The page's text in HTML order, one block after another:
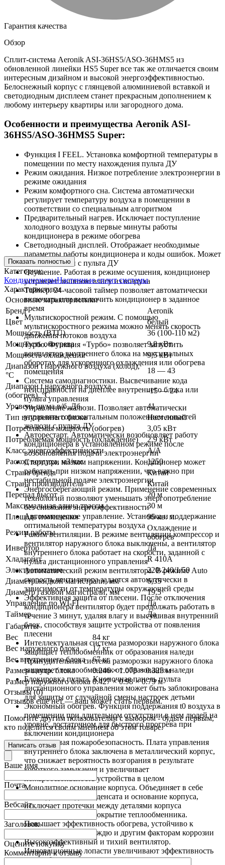
Гарантия качества
Обзор
Сплит-система Aeronik ASI-36HS5/ASO-36HMS5 из
обновленной линейки HS5 Super все так же отличается своим
интересным дизайном и высокой энергоэффективностью.
Белоснежный корпус с глянцевой алюминиевой вставкой и
светодиодным дисплеем станет прекрасным дополнением к
любому интерьеру квартиры или загородного дома.
Особенности и преимущества Aeronik ASI-
36HS5/ASO-36HMS5 Super:
Функция I FEEL. Установка комфортной температуры в
помещении по месту нахождения пульта ДУ
Режим ожидания. Низкое потребление электроэнергии в
режиме ожидания
Режим комфортного сна. Система автоматически
регулирует температуру воздуха в помещении в
соответствии со специальным алгоритмом
Предварительный нагрев. Исключает поступление
холодного воздуха в первые минуты работы
кондиционера в режиме обогрева
Светодиодный дисплей. Отображает необходимые
параметры работы кондиционера и коды ошибок. Может
быть отключён с пульта ДУ
Осушение. Работая в режиме осушения, кондиционер
устраняет лишнюю влагу из воздуха
Таймер. 24-часовой таймер позволяет автоматически
включить или выключить кондиционер в заданное
время
Мультискоростной режим. С помощью
мультискоростного режима можно менять скорость
движения потоков воздуха
Турбо. Функция «Турбо» позволяет запустить
вентилятор внутреннего блока на максимальных
оборотах для ускоренного охлаждения или обогрева
помещения
Система самодиагностики. Высвечивание кода
неисправности на дисплее внутреннего блока или
пульта управления
Управление жалюзи. Позволяет автоматически
управлять горизонтальным положением лопастей
жалюзи с пульта ДУ
Авторестарт. Автоматически возобновляет работу
кондиционера в установленном режиме после
возобновления подачи электроэнергии
Старт при низком напряжении. Кондиционер может
работать при низком напряжении, что важно при
нестабильной подаче электроэнергии
Энергосберегающий режим. Применение современных
технологий позволяют уменьшать энергопотребление
без снижения энергоэффективности
Автоматическое управление. Установка и поддержание
оптимальной температуры воздуха
Режим вентиляции. В режиме вентиляции компрессор и
вентилятор наружного блока выключены, а вентилятор
внутреннего блока работает на скорости, заданной с
пульта дистанционного управления
Автоматический режим вентилятора. В режиме Auto
скорость вентилятора задается автоматически в
зависимости от температуры окружающей среды
Эффективная защита от плесени. После отключения
кондиционера вентилятор будет продолжать работать в
течение 3 минут, удаляя влагу и высушивая внутренний
блок, способствуя защите устройства от появления
плесени
Интеллектуальная система разморозки наружного блока
защищает теплообменник от образования наледи
Принудительная система разморозки наружного блока
защищает теплообменник от образования наледи
Блокировка пульта. Кнопочная панель пульта
дистанционного управления может быть заблокирована
для защиты от случайной смены настроек детьми
Экономный обогрев. Функция поддержания t0 воздуха в
помещении при длительном отсутствии в нем людей на
уровне, достаточном для быстрого прогрева при
включении кондиционера
Повышенная пожаробезопасность. Плата управления
внутреннего блока заключена в металлический корпус,
что снижает вероятность возгорания в результате
короткого замыкания и увеличивает
пожаробезопасность устройства в целом
Монолитное основание корпуса. Объединяет в себе
лоток для отвода конденсата и основание корпуса,
исключает протечки между деталями корпуса
Антикоррозионное покрытие теплообменника.
Повышает эффективность обогрева, устойчиво к
соленому воздуху, дождю и другим факторам коррозии
Высокоэффективный и тихий вентилятор.
Инновационные лопасти увеличивают эффективность
теплообменника и шумовых характеристик.
Показать полностью
Категории:
КондиционерыНастенные сплит системы
Характеристики
Основные характеристики
Бренд
Aeronik
Цвет
белый
Мощность (BTU)
36 (100-110 м2)
Мощность обогрева
9,8 кВт
Мощность охлаждения
9,5 кВт
Диапазон t наружного воздуха (холод),
°C
18 — 43
Диапазон t наружного воздуха
(обогрев), °C
-15 — 24
Уровень шума в/б, Дб
41
Тип внутреннего блока
Настенный
Потребляемая мощность (обогрев)
3,05 кВт
Потребляемая мощность (охлаждение)
2,9 кВт
Класс энергоэффективности
A/A
Расход воздуха, м3/час
1250
Страна бренда
Китай
Страна производитель
Китай
Перепад высот
20 м
Максимальная длина трассы
30 м
Площадь помещения
95 кв. м.
Режим работы
Охлаждение и
обогрев
Инвертор
Да
Хладагент
R 410A
Электропитание
220-240/1/50
Диаметр жидкой магистрали, мм
6,35
Диаметр газовой магистрали, мм
19,5
Управление по WI-FI
Да
Таймер
Да
Габариты
Вес
84 кг
Вес наружного блока
17 кг
Вес внутреннего блока
67 кг
Размер внутр. блока
0.246 × 1.078 × 0.325 м
Размер наружного блока 0.427 × 0.98 × 0.79 м
Отзывы (0)
Отзывов ещё нет — ваш может стать первым.
Помогите другим пользователям с выбором - будьте первым,
кто поделится своим мнением об этом товаре.
Написать отзыв
Ваше имя
Почта
Вебсайт
Заголовок
Оцените покупку
Комментарий к отзыву